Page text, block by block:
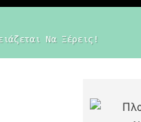
Να Ξέρεις!